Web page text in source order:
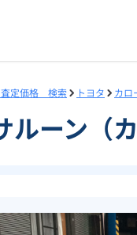
査定価格 検索 トヨタ カロ
ルーン（